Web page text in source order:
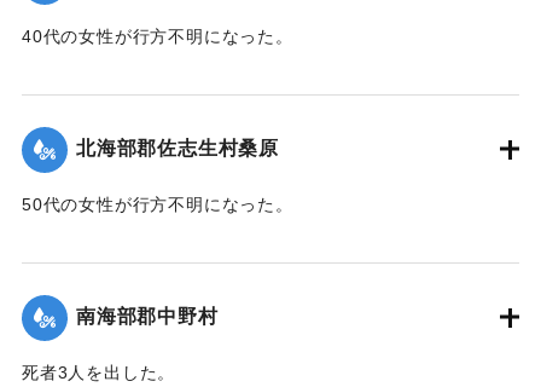
40代の女性が行方不明になった。
｜固有コード: 00481064
北海部郡佐志生村桑原
50代の女性が行方不明になった。
｜固有コード: 00481065
南海部郡中野村
死者3人を出した。